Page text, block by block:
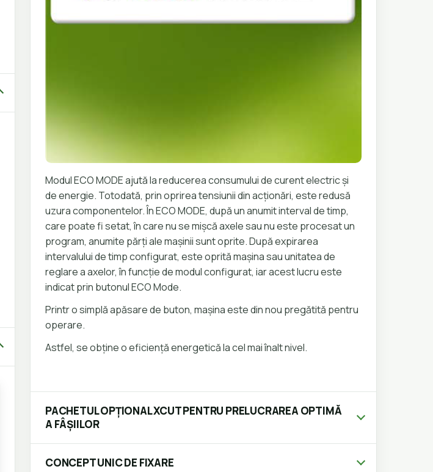
Modul ECO MODE ajută la reducerea consumului de curent electric și
de energie. Totodată, prin oprirea tensiunii din acționări, este redusă
uzura componentelor. În ECO MODE, după un anumit interval de timp,
care poate fi setat, în care nu se mișcă axele sau nu este procesat un
program, anumite părți ale mașinii sunt oprite. După expirarea
intervalului de timp configurat, este oprită mașina sau unitatea de
reglare a axelor, în funcție de modul configurat, iar acest lucru este
indicat prin butonul ECO Mode.
Printr o simplă apăsare de buton, mașina este din nou pregătită pentru
operare.
Astfel, se obține o eficiență energetică la cel mai înalt nivel.
PACHETUL OPȚIONAL XCUT PENTRU PRELUCRAREA OPTIMĂ
A FÂȘIILOR
CONCEPT UNIC DE FIXARE